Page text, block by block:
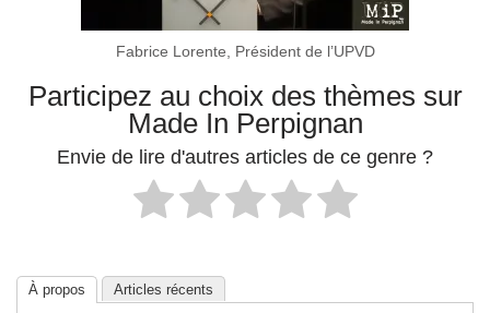
Fabrice Lorente, Président de l’UPVD
Participez au choix des thèmes sur
Made In Perpignan
Envie de lire d'autres articles de ce genre ?
À propos Articles récents